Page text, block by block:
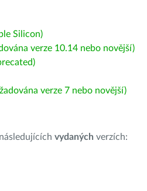
Silicon)
verze 10.14 nebo novější)
verze 7 nebo novější)
vydaných verzích: